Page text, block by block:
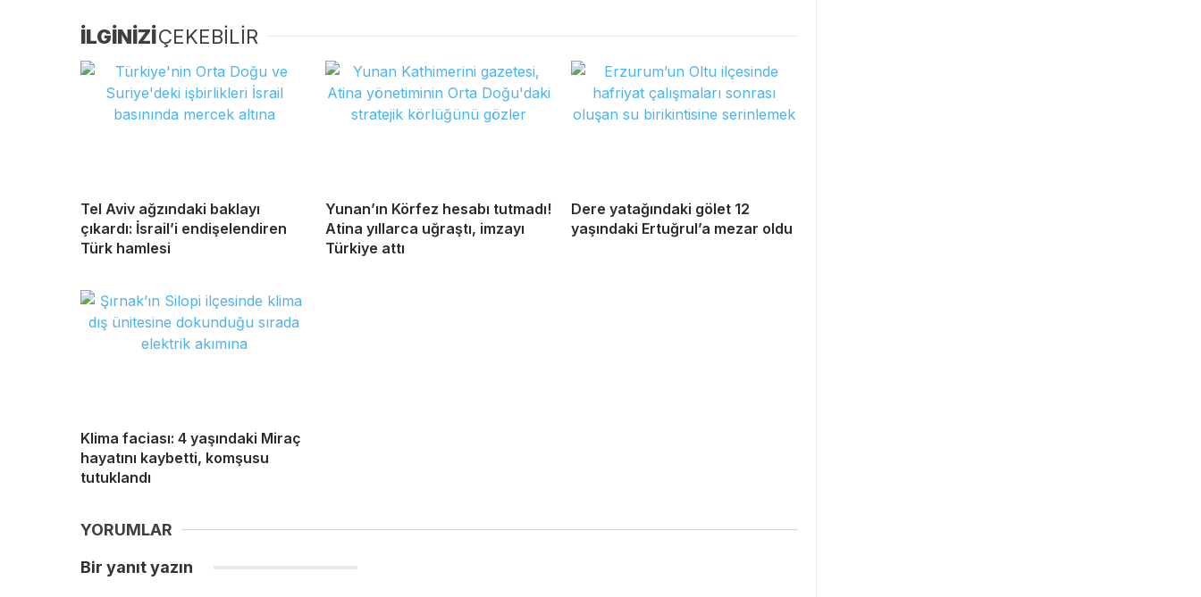
İLGİNİZİÇEKEBİLİR
Tel Aviv ağzındaki baklayı
çıkardı: İsrail’i endişelendiren
Türk hamlesi
Yunan’ın Körfez hesabı tutmadı!
Atina yıllarca uğraştı, imzayı
Türkiye attı
Dere yatağındaki gölet 12
yaşındaki Ertuğrul’a mezar oldu
Klima faciası: 4 yaşındaki Miraç
hayatını kaybetti, komşusu
tutuklandı
YORUMLAR
Bir yanıt yazın